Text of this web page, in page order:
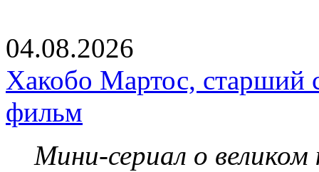
04.08.2026
Хакобо Мартос, старший
фильм
Мини-сериал о великом